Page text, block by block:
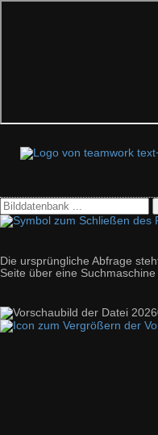
Die ursprüngliche Abfrage
Seite über eine